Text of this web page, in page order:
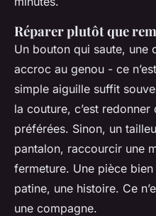
Réparer plutôt que
Un bouton qui saute, une
accroc au genou - ce
simple aiguille suffit
la couture, c’est
préférées. Sinon, un
pantalon, raccourcir une
fermeture. Une pièce
patine, une histoire. Ce
une compagne.